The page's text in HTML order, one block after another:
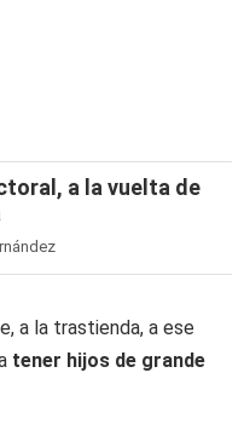
a la vuelta de
a la trastienda, a ese
tener hijos de grande